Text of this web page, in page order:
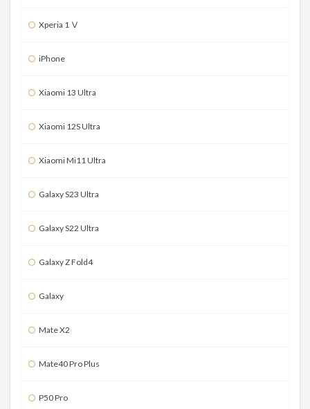
Xperia 1 Ⅴ
iPhone
Xiaomi 13 Ultra
Xiaomi 12S Ultra
Xiaomi Mi11 Ultra
Galaxy S23 Ultra
Galaxy S22 Ultra
Galaxy Z Fold4
Galaxy
Mate X2
Mate40 Pro Plus
P50 Pro